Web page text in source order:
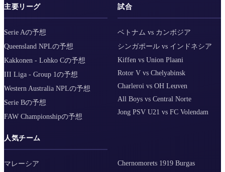
主要リーグ
Serie Aの予想
Queensland NPLの予想
Kakkonen - Lohko Cの予想
III Liga - Group 1の予想
Western Australia NPLの予想
Serie Bの予想
FAW Championshipの予想
試合
ベトナム vs カンボジア
シンガポール vs インドネシア
Kiffen vs Union Plaani
Rotor V vs Chelyabinsk
Charleroi vs OH Leuven
All Boys vs Central Norte
Jong PSV U21 vs FC Volendam
人気チーム
マレーシア
Chernomorets 1919 Burgas